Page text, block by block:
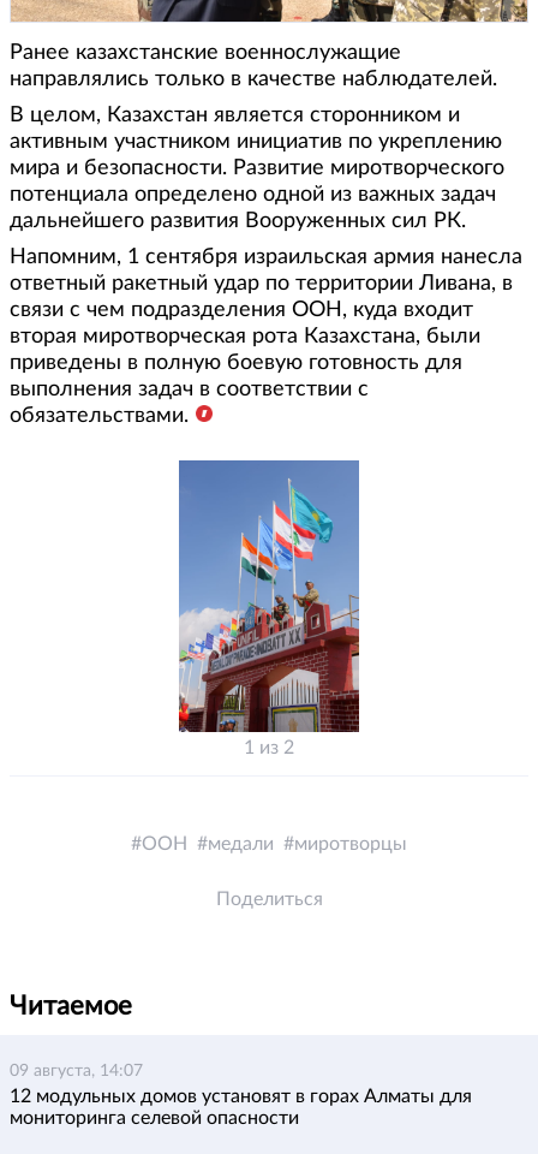
Ранее казахстанские военнослужащие
направлялись только в качестве наблюдателей.
В целом, Казахстан является сторонником и
активным участником инициатив по укреплению
мира и безопасности. Развитие миротворческого
потенциала определено одной из важных задач
дальнейшего развития Вооруженных сил РК.
Напомним, 1 сентября израильская армия нанесла
ответный ракетный удар по территории Ливана, в
связи с чем подразделения ООН, куда входит
вторая миротворческая рота Казахстана, были
приведены в полную боевую готовность для
выполнения задач в соответствии с
обязательствами.
1 из 2
ООН медали миротворцы
Поделиться
Читаемое
09 августа, 14:07
12 модульных домов установят в горах Алматы для
мониторинга селевой опасности